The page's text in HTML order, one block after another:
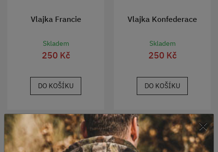
Vlajka Francie
Skladem
250 Kč
DO KOŠÍKU
Vlajka Konfederace
Skladem
250 Kč
DO KOŠÍKU
×